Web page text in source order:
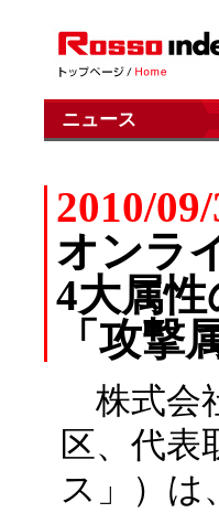
ニュース
2010/
オンラ
4大属
「攻撃
株式会
区、代表
ス」）は